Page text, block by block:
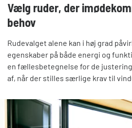
Vælg ruder, der
behov
Rudevalget alene kan i høj grad
egenskaber på både energi og
en fællesbetegnelse for de
af, når der stilles særlige krav til